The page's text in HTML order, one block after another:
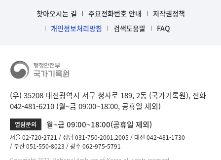
찾아오시는 길 주요전화번호 안내
저작권정책
개인정보처리방침
검색도움말 FAQ
(우) 35208 대전광역시 서구 청사로 189, 2동 (국가기록원), 전화
042-481-6210 (월~금 09:00~18:00, 공휴일 제외)
열람문의 월~금 09:00~18:00(공휴일 제외)
서울 02-720-2721 성남 031-750-2001,2005
대전 042-481-1730
부산 051-550-8023
광주 062-975-5791